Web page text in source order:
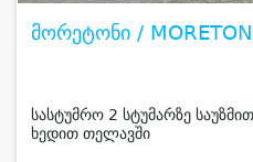
მორეტონი /
სასტუმრო 2 სტუმარზე
ხედით თელავში